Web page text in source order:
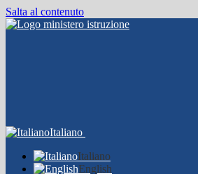
Salta al contenuto
Italiano
Italiano
English